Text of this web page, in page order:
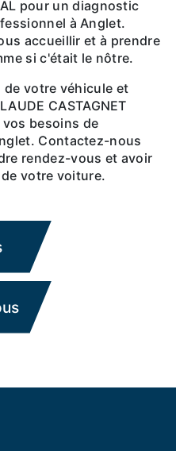
pour un diagnostic
à Anglet.
accueillir et à prendre
si c'était le nôtre.
de votre véhicule et
CASTAGNET
vos besoins de
Contactez-nous
rendez-vous et avoir
votre voiture.